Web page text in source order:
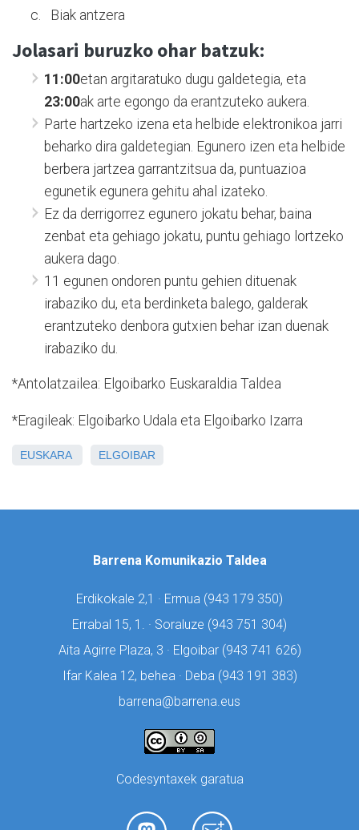
Biak antzera
Jolasari buruzko ohar batzuk:
11:00etan argitaratuko dugu galdetegia, eta
23:00ak arte egongo da erantzuteko aukera.
Parte hartzeko izena eta helbide elektronikoa jarri
beharko dira galdetegian. Egunero izen eta helbide
berbera jartzea garrantzitsua da, puntuazioa
egunetik egunera gehitu ahal izateko.
Ez da derrigorrez egunero jokatu behar, baina
zenbat eta gehiago jokatu, puntu gehiago lortzeko
aukera dago.
11 egunen ondoren puntu gehien dituenak
irabaziko du, eta berdinketa balego, galderak
erantzuteko denbora gutxien behar izan duenak
irabaziko du.
*Antolatzailea: Elgoibarko Euskaraldia Taldea
*Eragileak: Elgoibarko Udala eta Elgoibarko Izarra
EUSKARA ELGOIBAR
Barrena Komunikazio Taldea
Erdikokale 2,1 · Ermua (943 179 350)
Errabal 15, 1. · Soraluze (943 751 304)
Aita Agirre Plaza, 3 · Elgoibar (943 741 626)
Ifar Kalea 12, behea · Deba (943 191 383)
barrena@barrena.eus
Codesyntaxek garatua